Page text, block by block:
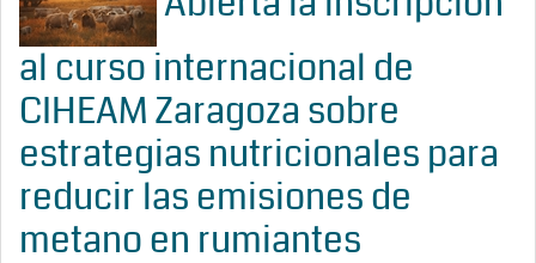
al curso internacional de
CIHEAM Zaragoza sobre
estrategias nutricionales para
reducir las emisiones de
metano en rumiantes